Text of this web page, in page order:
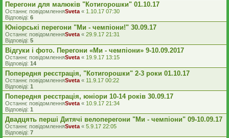
Перегони для малюків "Котигорошки" 01.10.17
Останнє повідомленняSveta « 1.10.17 07:30
Відповіді: 6
Юніорські перегони "Ми - чемпіони!" 30.09.17
Останнє повідомленняSveta « 29.9.17 21:31
Відповіді: 5
Відгуки і фото. Перегони «Ми - чемпіони» 9-10.09.2017
Останнє повідомленняSveta « 19.9.17 13:15
Відповіді: 14
Попередня реєстрація, "Котигорошки" 2-3 роки 01.10.17
Останнє повідомленняSveta « 11.9.17 00:22
Відповіді: 1
Попередня реєстрація, юніори 10-14 років 30.09.17
Останнє повідомленняSveta « 10.9.17 21:34
Відповіді: 1
Двадцять перші Дитячі велоперегони "Ми - чемпіони" 09-10.09.17
Останнє повідомленняSveta « 5.9.17 22:05
Відповіді: 7